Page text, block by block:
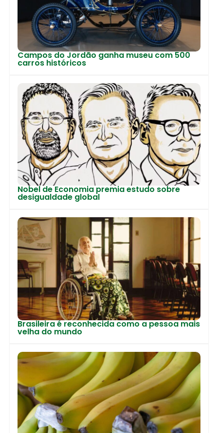
Campos do Jordão ganha museu com 500
carros históricos
Nobel de Economia premia estudo sobre
desigualdade global
Brasileira é reconhecida como a pessoa mais
velha do mundo